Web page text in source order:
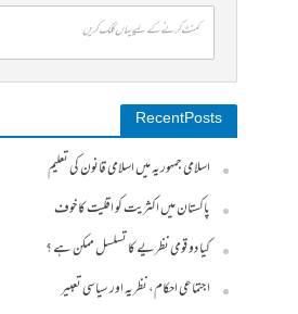
کمنٹ کرنے کے لیے یہاں کلک کریں
Recent Posts
اسلامی جمہوریہ میں اسلامی قانون کی تعلیم
پاکستان میں اکثریت کو اقلیت کا خوف
کیا دو قومی نظریے کا تسلسل ممکن ہے ؟
اجتماعی احکام، نظریہ اور سیاسی تعبیر